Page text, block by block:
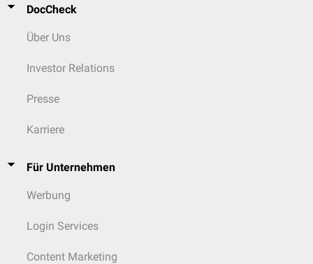
DocCheck
Über Uns
Investor Relations
Presse
Karriere
Für Unternehmen
Werbung
Login Services
Content Marketing